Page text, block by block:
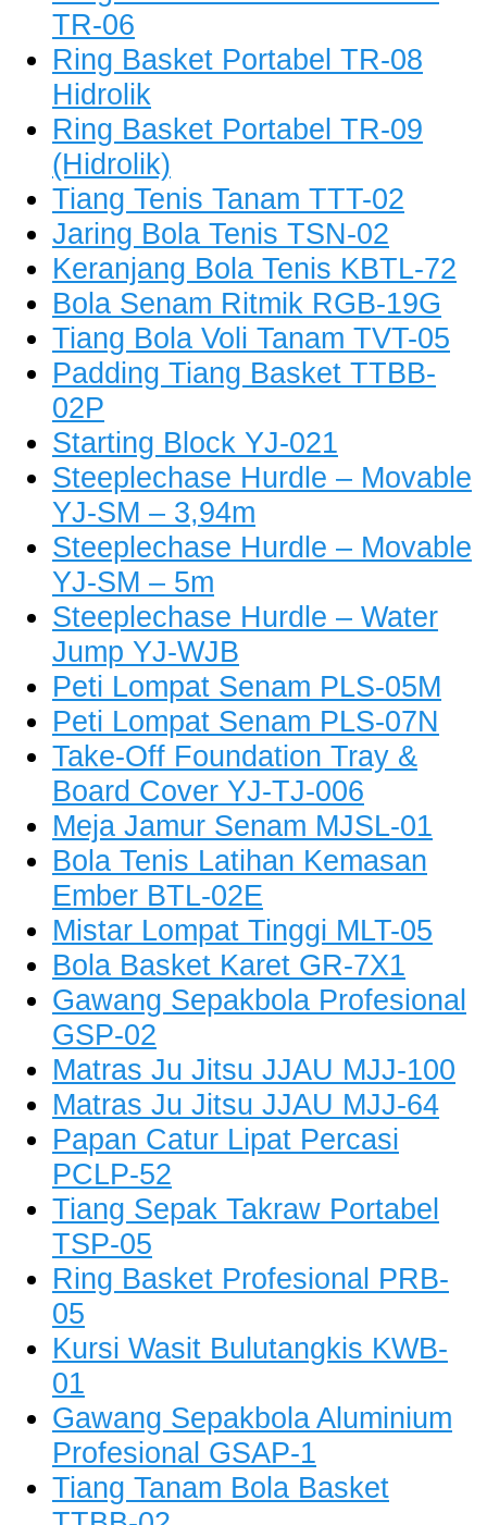
TR-06
Ring Basket Portabel TR-08
Hidrolik
Ring Basket Portabel TR-09
(Hidrolik)
Tiang Tenis Tanam TTT-02
Jaring Bola Tenis TSN-02
Keranjang Bola Tenis KBTL-72
Bola Senam Ritmik RGB-19G
Tiang Bola Voli Tanam TVT-05
Padding Tiang Basket TTBB-
02P
Starting Block YJ-021
Steeplechase Hurdle – Movable
YJ-SM – 3,94m
Steeplechase Hurdle – Movable
YJ-SM – 5m
Steeplechase Hurdle – Water
Jump YJ-WJB
Peti Lompat Senam PLS-05M
Peti Lompat Senam PLS-07N
Take-Off Foundation Tray &
Board Cover YJ-TJ-006
Meja Jamur Senam MJSL-01
Bola Tenis Latihan Kemasan
Ember BTL-02E
Mistar Lompat Tinggi MLT-05
Bola Basket Karet GR-7X1
Gawang Sepakbola Profesional
GSP-02
Matras Ju Jitsu JJAU MJJ-100
Matras Ju Jitsu JJAU MJJ-64
Papan Catur Lipat Percasi
PCLP-52
Tiang Sepak Takraw Portabel
TSP-05
Ring Basket Profesional PRB-
05
Kursi Wasit Bulutangkis KWB-
01
Gawang Sepakbola Aluminium
Profesional GSAP-1
Tiang Tanam Bola Basket